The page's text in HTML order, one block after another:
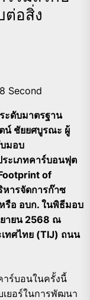
อสิ่ง
Second
ะดับมาตรฐาน
น์ ชัยยศบูรณะ ผู้
มอบ
ะเภทคาร์บอนฟุต
of
หารจัดการก๊าซ
รือ อบก. ในพิธีมอบ
ายน 2568 ณ
ทศไทย (TIJ) ถนน
าร์บอนในครั้งนี้
ยอร์ในการพัฒนา